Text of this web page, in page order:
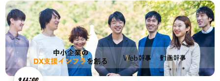
ンです。 インターネット革命により、仕事のみならず生活そのものが
激変していますが、「人々が出会う場所」の価値は変わらず、さらに
重要性は高まっていると言えます。テクノロジーを取り入れ変化を受
け入れながらも、心が揺さぶられるリアルな現場をしっかりと残して
いく、人々が思い出の多い人生を歩むお手伝いをする、これを世界規
模で実現することが我々のビジョンです。 ◎ホテルマーケティング事
業 ホテルマーケティング事業は、ホテルや旅館などの宿泊施設に向
け、IT活用の促進を促し、OTA（オンライントラベルエージェント）
の運用代行や、自社HP（ホームページ）の作成、PMSやGDSなどの